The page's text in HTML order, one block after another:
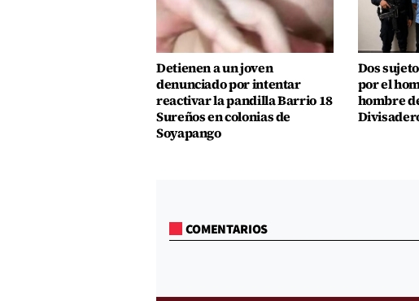
Detienen a un joven
denunciado por intentar
reactivar la pandilla Barrio 18
Sureños en colonias de
Soyapango
Dos
por el
hombre
COMENTARIOS